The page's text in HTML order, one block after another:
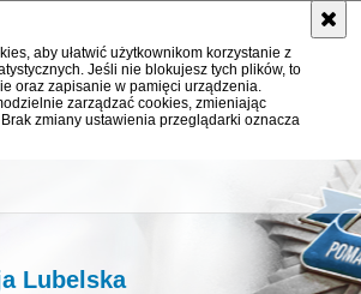
aby ułatwić użytkownikom korzystanie z
Jeśli nie blokujesz tych plików, to
oraz zapisanie w pamięci urządzenia.
zarządzać cookies, zmieniając
zmiany ustawienia przeglądarki oznacza
Lubelska